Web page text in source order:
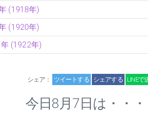
(1918年)
(1920年)
(1922年)
シェア： ツイートする シェアする LINEで
今日8月7日は・・・